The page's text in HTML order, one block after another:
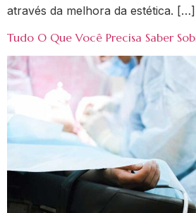
através da melhora da estética. […]
Tudo O Que Você Precisa Saber